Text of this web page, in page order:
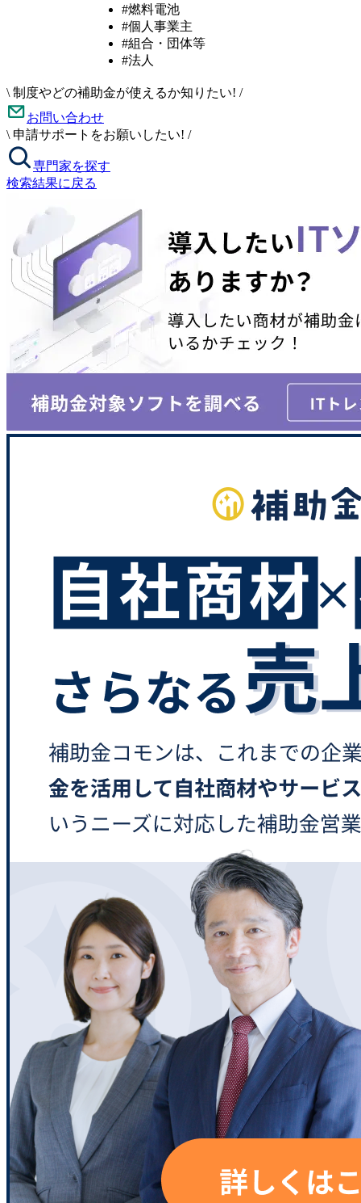
#燃料電池
#個人事業主
#組合・団体等
#法人
\ 制度やどの補助金が使えるか知りたい! /
お問い合わせ
\ 申請サポートをお願いしたい! /
専門家を探す
検索結果に戻る